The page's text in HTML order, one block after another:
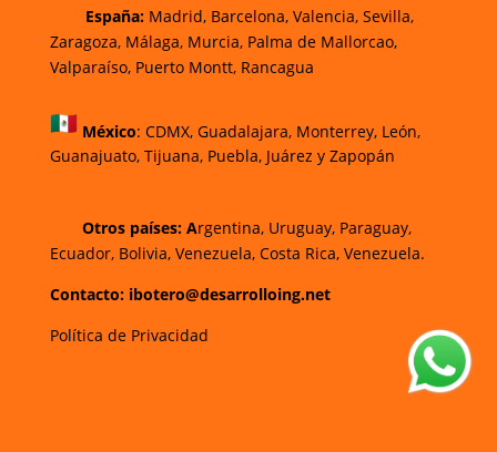
España: Madrid, Barcelona, Valencia, Sevilla,
Zaragoza, Málaga, Murcia, Palma de Mallorcao,
Valparaíso, Puerto Montt, Rancagua
México: CDMX, Guadalajara, Monterrey, León,
Guanajuato, Tijuana, Puebla, Juárez y Zapopán
Otros países: Argentina, Uruguay, Paraguay,
Ecuador, Bolivia, Venezuela, Costa Rica, Venezuela.
Contacto: ibotero@desarrolloing.net
Política de Privacidad
w